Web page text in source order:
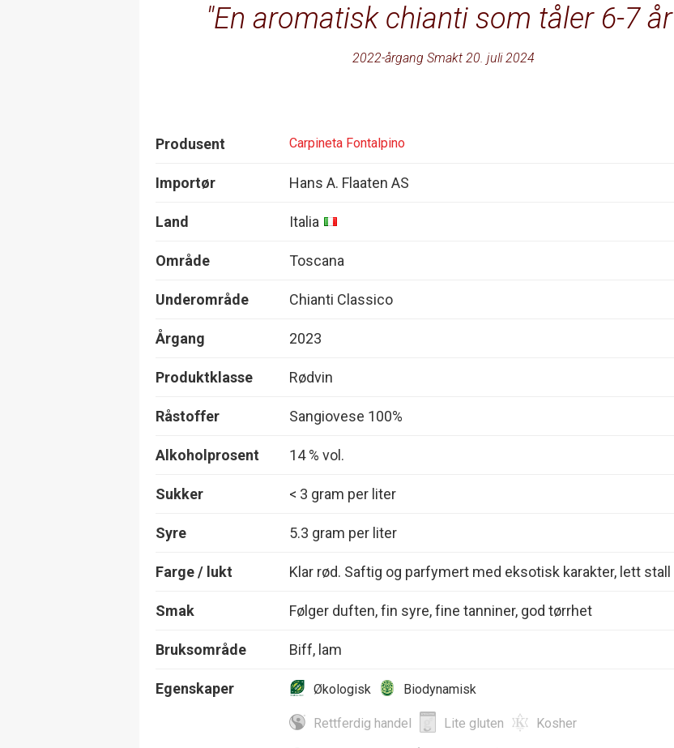
En aromatisk chianti som tåler 6-7 år
2022-årgang Smakt 20. juli 2024
Produsent Carpineta Fontalpino
Importør Hans A. Flaaten AS
Land Italia
Område Toscana
Underområde Chianti Classico
Årgang 2023
Produktklasse Rødvin
Råstoffer Sangiovese 100%
Alkoholprosent 14 % vol.
Sukker < 3 gram per liter
Syre 5.3 gram per liter
Farge / lukt Klar rød. Saftig og parfymert med eksotisk karakter, lett stall
Smak Følger duften, fin syre, fine tanniner, god tørrhet
Bruksområde Biff, lam
Egenskaper Økologisk Biodynamisk
Rettferdig handel Lite gluten Kosher